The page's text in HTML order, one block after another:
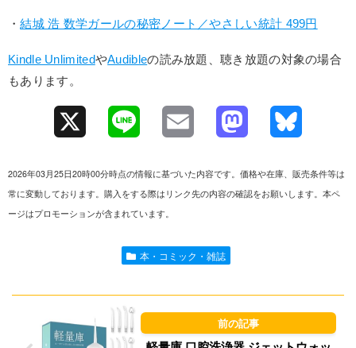
・結城 浩 数学ガールの秘密ノート／やさしい統計 499円
Kindle UnlimitedやAudibleの読み放題、聴き放題の対象の場合
もあります。
e
l
o
n
y
2026年03月25日20時00分時点の情報に基づいた内容です。価格や在庫、販売条件等は
常に変動しております。購入をする際はリンク先の内容の確認をお願いします。本ペ
ージはプロモーションが含まれています。
本・コミック・雑誌